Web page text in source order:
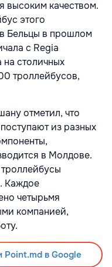
высоким качеством.
этого
Бельцы в прошлом
с Regia
столичных
троллейбусов,
отметил, что
из разных
в Молдове.
Каждое
четырьмя
компанией,
Point.md в Google